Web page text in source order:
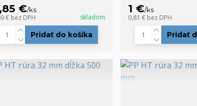
€/ks
€ bez DPH skladom
Pridať do košíka
1 €/ks
0,81 € bez DPH
Pridať